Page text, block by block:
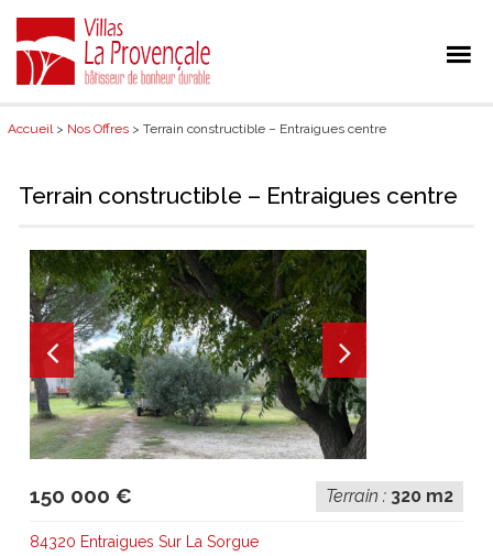
Accueil> Nos Offres > Terrain constructible – Entraigues centre
Terrain constructible – Entraigues centre
150 000 € Terrain : 320 m2
84320 Entraigues Sur La Sorgue